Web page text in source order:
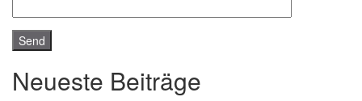
Neueste Beiträge